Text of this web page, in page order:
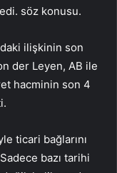
söz konusu.
ilişkinin son
der Leyen, AB ile
hacminin son 4
ticari bağlarını
bazı tarihi